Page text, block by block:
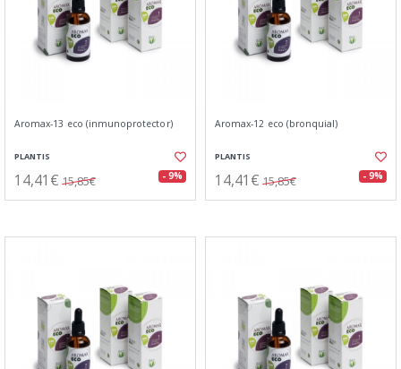
Aromax-13 eco (inmunoprotector)
PLANTIS
14,41€ 15,85€ - 9%
Aromax-12 eco (bronquial)
PLANTIS
14,41€ 15,85€ - 9%